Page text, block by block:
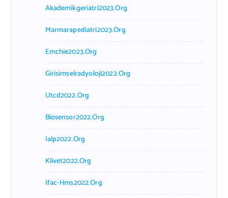
Akademikgeriatri2023.org
Marmarapediatri2023.org
Emchie2023.org
Girisimselradyoloji2022.org
Utcd2022.org
Biosensor2022.org
Ialp2022.org
Klivet2022.org
Ifac-Hms2022.org